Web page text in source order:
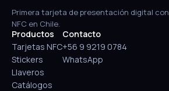
Primera tarjeta de presentación digital con
NFC en Chile.
Productos
Tarjetas NFC
Stickers
Llaveros
Catálogos
Contacto
+56 9 9219 0784
WhatsApp